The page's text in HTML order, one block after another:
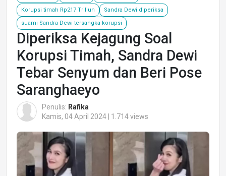
Korupsi timah Rp217 Triliun Sandra Dewi diperiksa
suami Sandra Dewi tersangka korupsi
Diperiksa Kejagung Soal
Korupsi Timah, Sandra Dewi
Tebar Senyum dan Beri Pose
Saranghaeyo
Penulis: Rafika
Kamis, 04 April 2024 | 1.714 views